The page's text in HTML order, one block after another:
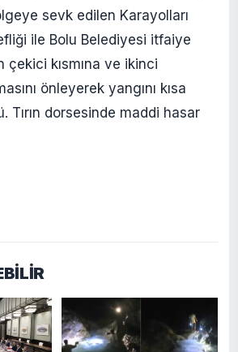
sevk edilen Karayolları
ile Bolu Belediyesi itfaiye
çekici kısmına ve ikinci
önleyerek yangını kısa
Tırın dorsesinde maddi hasar